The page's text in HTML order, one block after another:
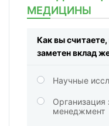
МЕДИЦИНЫ
Как вы
заметен вклад
Научные
Организация
менеджмент